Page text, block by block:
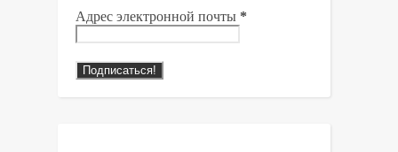
Адрес электронной почты *